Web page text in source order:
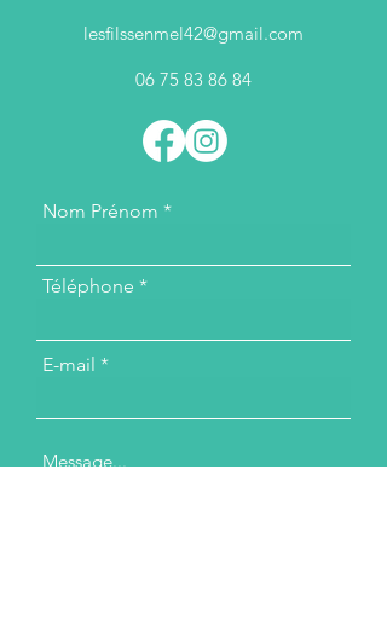
lesfilssenmel42@gmail.com
06 75 83 86 84
Nom Prénom
Téléphone
E-mail
Message...